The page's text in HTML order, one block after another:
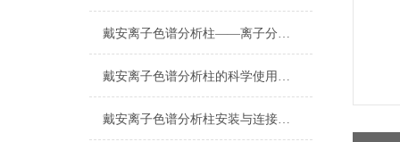
戴安离子色谱分析柱——离子分离的“核心色谱心脏”
戴安离子色谱分析柱的科学使用规范
戴安离子色谱分析柱安装与连接注意事项